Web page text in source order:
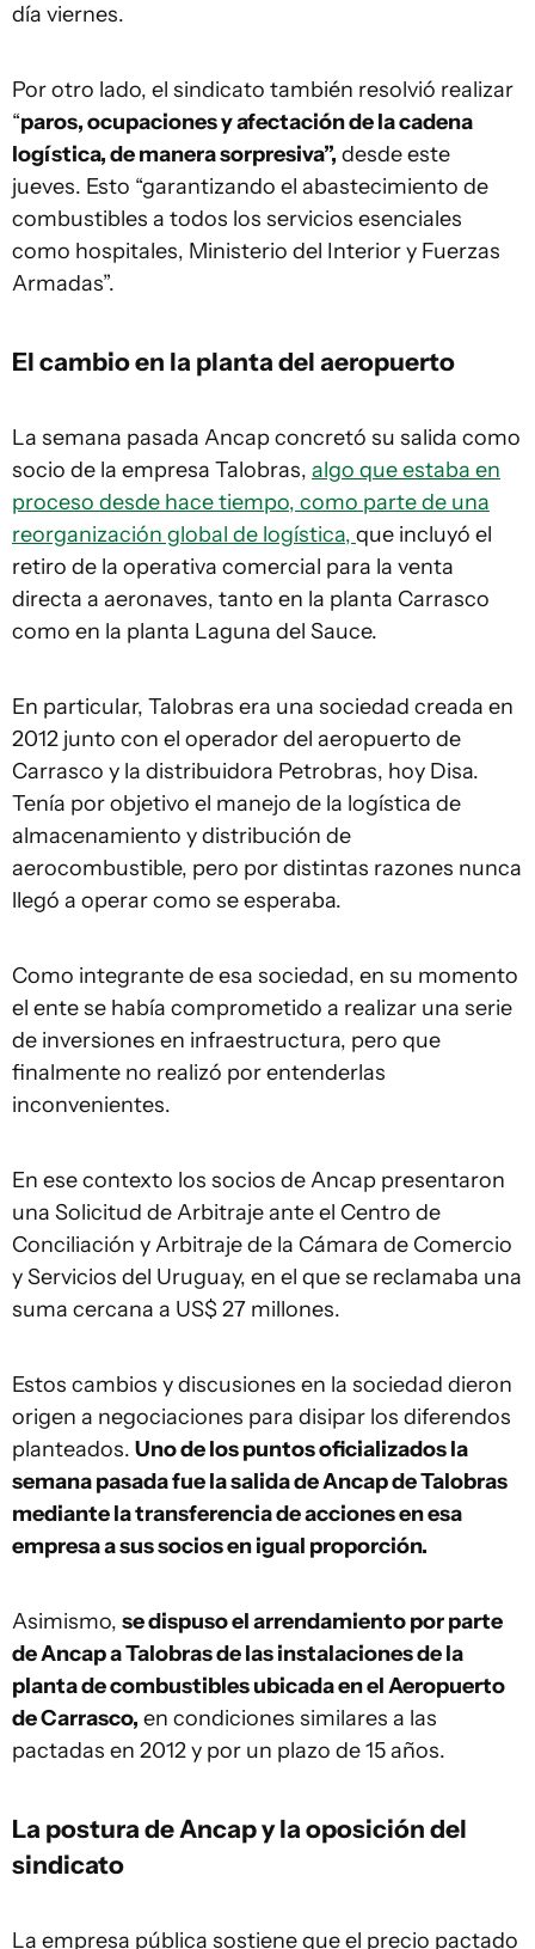
día viernes.
Por otro lado, el sindicato también resolvió realizar
“paros, ocupaciones y afectación de la cadena
logística, de manera sorpresiva”, desde este
jueves. Esto “garantizando el abastecimiento de
combustibles a todos los servicios esenciales
como hospitales, Ministerio del Interior y Fuerzas
Armadas”.
El cambio en la planta del aeropuerto
La semana pasada Ancap concretó su salida como
socio de la empresa Talobras, algo que estaba en
proceso desde hace tiempo, como parte de una
reorganización global de logística, que incluyó el
retiro de la operativa comercial para la venta
directa a aeronaves, tanto en la planta Carrasco
como en la planta Laguna del Sauce.
En particular, Talobras era una sociedad creada en
2012 junto con el operador del aeropuerto de
Carrasco y la distribuidora Petrobras, hoy Disa.
Tenía por objetivo el manejo de la logística de
almacenamiento y distribución de
aerocombustible, pero por distintas razones nunca
llegó a operar como se esperaba.
Como integrante de esa sociedad, en su momento
el ente se había comprometido a realizar una serie
de inversiones en infraestructura, pero que
finalmente no realizó por entenderlas
inconvenientes.
En ese contexto los socios de Ancap presentaron
una Solicitud de Arbitraje ante el Centro de
Conciliación y Arbitraje de la Cámara de Comercio
y Servicios del Uruguay, en el que se reclamaba una
suma cercana a US$ 27 millones.
Estos cambios y discusiones en la sociedad dieron
origen a negociaciones para disipar los diferendos
planteados. Uno de los puntos oficializados la
semana pasada fue la salida de Ancap de Talobras
mediante la transferencia de acciones en esa
empresa a sus socios en igual proporción.
Asimismo, se dispuso el arrendamiento por parte
de Ancap a Talobras de las instalaciones de la
planta de combustibles ubicada en el Aeropuerto
de Carrasco, en condiciones similares a las
pactadas en 2012 y por un plazo de 15 años.
La postura de Ancap y la oposición del
sindicato
La empresa pública sostiene que el precio pactado